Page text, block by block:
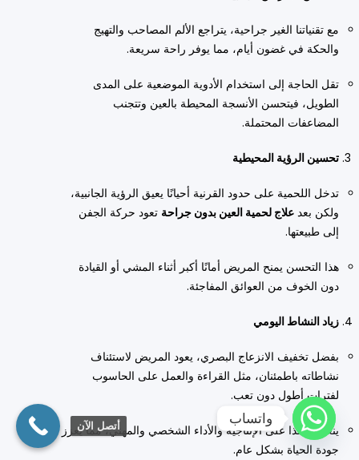
مع تقنياتنا الغير جراحية، يتراجع الألم المصاحب والتهيج
والحكة في غضون أيام، مما يوفر راحة سريعة.
تقل الحاجة إلى استخدام الأدوية الموضعية على المدى
الطويل، فيتحسن الأنسجة المحيطة بالعين وتتجنب
المضاعفات المحتملة.
تحسين الرؤية المحيطية
تدخل اللحمية على حدود القرنية أحيانًا يعيق الرؤية الجانبية،
ولكن بعد علاج لحمية العين بدون جراحة تعود حركة الجفن
إلى طبيعتها.
هذا التحسن يمنح المريض أمانًا أكبر أثناء المشي أو القيادة
دون الخوف من العوائق المفاجئة.
زياد النشاط اليومي
بفضل تخفيف الانزعاج البصري، يعود المريض لاستئناف
نشاطاته باطمئنان، مثل القراءة والعمل على الحاسوب
لفترات أطول دون تعب.
ينعكس هذا على الإنتاجية والأداء الشخصي والمهني، مما يعزز
جودة الحياة بشكل عام.
أتصل الآن واتساب